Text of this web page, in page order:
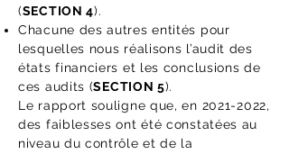
(SECTION 4).
Chacune des autres entités pour
lesquelles nous réalisons l’audit des
états financiers et les conclusions de
ces audits (SECTION 5).
Le rapport souligne que, en 2021-2022,
des faiblesses ont été constatées au
niveau du contrôle et de la